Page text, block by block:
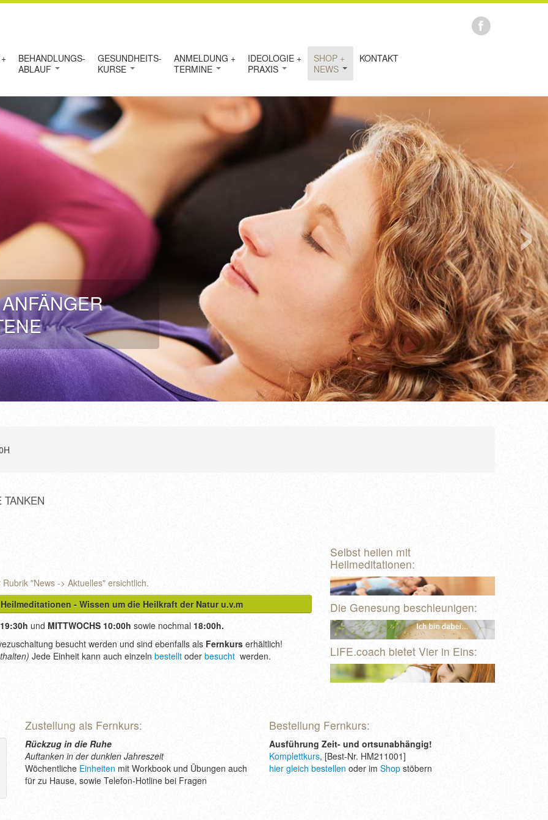
BEHANDLUNGS-
ABLAUF
GESUNDHEITS-
KURSE
ANMELDUNG +
TERMINE
IDEOLOGIE +
PRAXIS
SHOP +
NEWS
KONTAKT
›
"News -> Aktuelles" ersichtlich.
- Wissen um die Heilkraft der Natur u.v.m
und MITTWOCHS 10:00h sowie nochmal18:00h.
besucht werden und sind ebenfalls als Fernkurs erhältlich!
Jede Einheit kann auch einzeln bestelltoder besucht werden.
Selbst heilen mit
Heilmeditationen:
Die Genesung beschleunigen:
LIFE.coach bietet Vier in Eins:
Zustellung als Fernkurs:
Rückzug in die Ruhe
Auftanken in der dunklen Jahreszeit
Wöchentliche Einheiten mit Workbook und Übungen auch
für zu Hause, sowie Telefon-Hotline bei Fragen
Bestellung Fernkurs:
Ausführung Zeit- und ortsunabhängig!
Komplettkurs, [Best-Nr. HM211001]
hier gleich bestellen oder im Shop stöbern